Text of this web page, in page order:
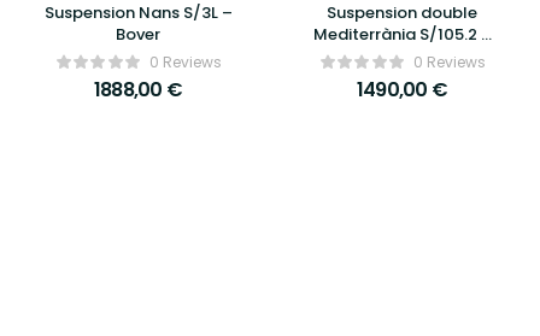
Suspension Nans S/3L –
Bover
0 Reviews
1888,00 €
Suspension double
Mediterrània S/105.2 –
Bover0 Reviews
1490,00 €